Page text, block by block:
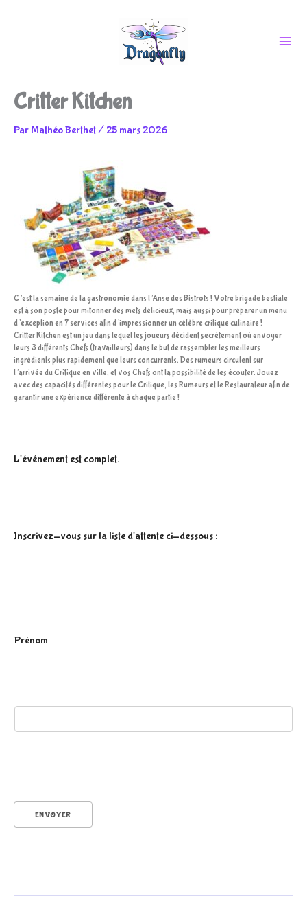
Critter Kitchen
Par Mathéo Berthet/ 25 mars 2026
C’est la semaine de la gastronomie dans l’Anse des Bistrots ! Votre brigade bestiale
est à son poste pour mitonner des mets délicieux, mais aussi pour préparer un menu
d’exception en 7 services afin d’impressionner un célèbre critique culinaire !
Critter Kitchen est un jeu dans lequel les joueurs décident secrètement où envoyer
leurs 3 différents Chefs (travailleurs) dans le but de rassembler les meilleurs
ingrédients plus rapidement que leurs concurrents. Des rumeurs circulent sur
l’arrivée du Critique en ville, et vos Chefs ont la possibilité de les écouter. Jouez
avec des capacités différentes pour le Critique, les Rumeurs et le Restaurateur afin de
garantir une expérience différente à chaque partie !
L'événement est complet.
Inscrivez-vous sur la liste d'attente ci-dessous :
r
Prénom
ENVOYER